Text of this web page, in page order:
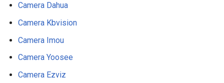
Camera Dahua
Camera Kbvision
Camera Imou
Camera Yoosee
Camera Ezviz